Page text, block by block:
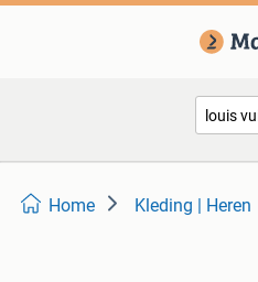
Home Kleding | Heren